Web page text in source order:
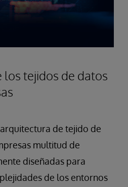
los tejidos de datos
de tejido de
multitud de
diseñadas para
de los entornos